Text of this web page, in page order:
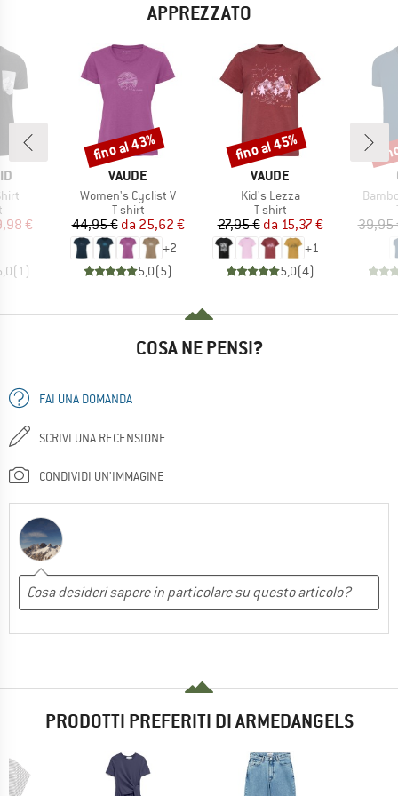
APPREZZATO
di prodotti
ridotto
€
(1)
MARCHIO
VAUDE
Articolo
Women's Cyclist V
Gruppo di prodotti
T-shirt
Prezzo
44,95 € Prezzo ridotto
da 25,62 €
+2
5,0(5)
Sconto
fino al 43%
MARCHIO
VAUDE
Articolo
Kid's Lezza
Gruppo di prodotti
T-shirt
Prezzo
27,95 € Prezzo ridotto
da 15,37 €
+1
5,0(4)
Sconto
fino al 45%
39,95
COSA NE PENSI?
FAI UNA DOMANDA
SCRIVI UNA RECENSIONE
CONDIVIDI UN'IMMAGINE
PRODOTTI PREFERITI DI ARMEDANGELS